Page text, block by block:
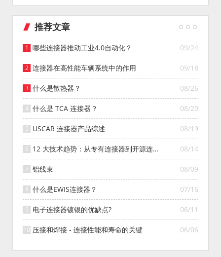
推荐文章
09/24
哪些连接器推动工业4.0自动化？
09/18
连接器在高性能车辆系统中的作用
08/26
什么是散热器？
08/20
什么是 TCA 连接器？
08/19
USCAR 连接器产品综述
08/14
12 大技术趋势：从专有连接器到开源连接
器的演变
08/09
铝线束
07/16
什么是EWIS连接器？
06/11
电子连接器镀银的优缺点?
06/06
压接和焊接 - 连接性能和寿命的关键